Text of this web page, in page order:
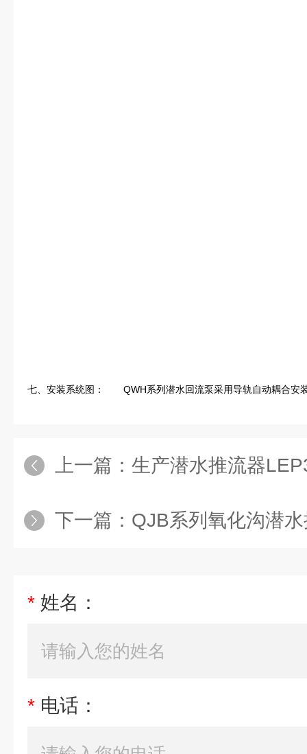
七、安装系统图：　　QWH系列潜水回流泵采用导轨自动耦合
上一篇： 生产潜水推流器
下一篇： QJB系列氧化沟潜
* 姓名：
* 电话：